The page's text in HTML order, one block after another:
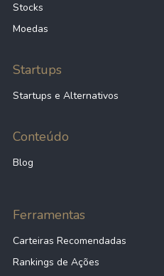
Stocks
Moedas
Startups
Startups e Alternativos
Conteúdo
Blog
Ferramentas
Carteiras Recomendadas
Rankings de Ações